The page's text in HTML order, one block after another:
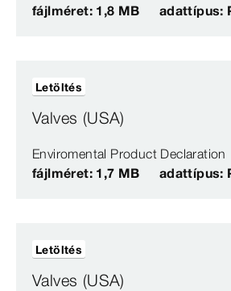
fájlméret: 1,8 MB
adattípus:
Valves (USA)
Enviromental Product Declaration
fájlméret: 1,7 MB
adattípus:
Letöltés
Valves (USA)
Letöltés